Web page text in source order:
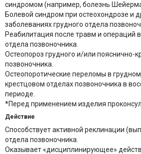
синдромом (например, болезнь
Болевой синдром при остеохондрозе и
заболеваниях грудного отдела
Реабилитация после травм и операций
отдела позвоночника.
Остеопороз грудного и/или пояснично-
позвоночника.
Остеопоротические переломы в
крестцовом отделах позвоночника в
периоде.
*Перед применением изделия
Действие
Способствует активной реклинации
отдела позвоночника.
Оказывает «дисциплинирующее»